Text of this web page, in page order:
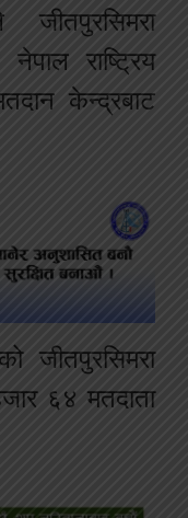
राष्ट्रिय
केन्द्रबाट
जीतपुरसिमरा
६४ मतदाता